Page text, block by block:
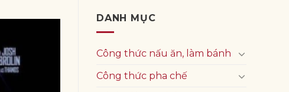
DANH MỤC
Công thức nấu ăn, làm bánh
Công thức pha chế